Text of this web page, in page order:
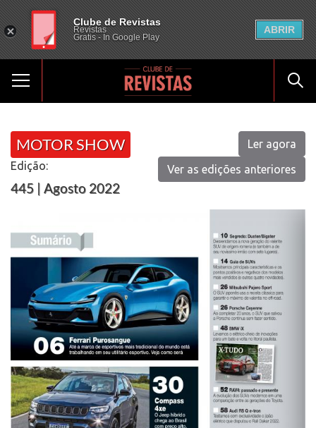
MOTOR SHOW
Edição:
445 | Agosto 2022
Ler agora
Ver as edições anteriores
Clube de Revistas
Revistas
Gratis - In Google Play
ABRIR